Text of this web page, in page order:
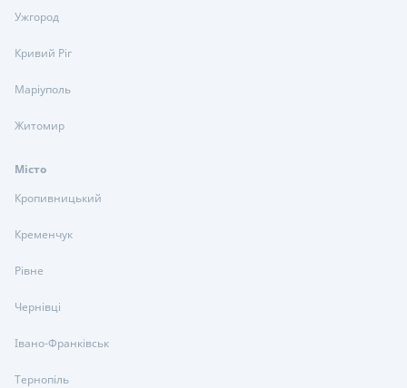
Ужгород
Кривий Ріг
Маріуполь
Житомир
Місто
Кропивницький
Кременчук
Рівне
Чернівці
Івано-Франківськ
Тернопіль